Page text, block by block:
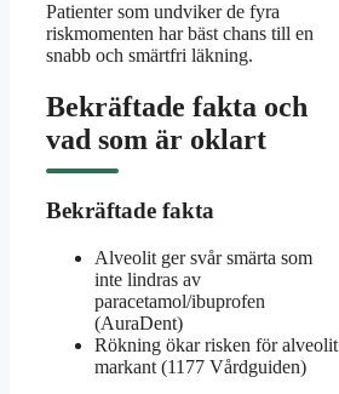
Patienter som undviker de fyra
riskmomenten har bäst chans till en
snabb och smärtfri läkning.
Bekräftade fakta och
vad som är oklart
Bekräftade fakta
Alveolit ger svår smärta som
inte lindras av
paracetamol/ibuprofen
(AuraDent)
Rökning ökar risken för alveolit
markant (1177 Vårdguiden)